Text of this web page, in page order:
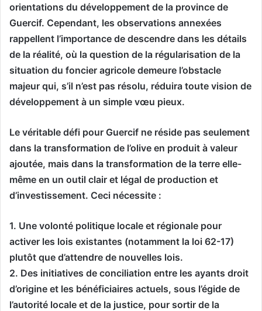
orientations du développement de la province de
Guercif. Cependant, les observations annexées
rappellent l’importance de descendre dans les détails
de la réalité, où la question de la régularisation de la
situation du foncier agricole demeure l’obstacle
majeur qui, s’il n’est pas résolu, réduira toute vision de
développement à un simple vœu pieux.
Le véritable défi pour Guercif ne réside pas seulement
dans la transformation de l’olive en produit à valeur
ajoutée, mais dans la transformation de la terre elle-
même en un outil clair et légal de production et
d’investissement. Ceci nécessite :
1. Une volonté politique locale et régionale pour
activer les lois existantes (notamment la loi 62-17)
plutôt que d’attendre de nouvelles lois.
2. Des initiatives de conciliation entre les ayants droit
d’origine et les bénéficiaires actuels, sous l’égide de
l’autorité locale et de la justice, pour sortir de la